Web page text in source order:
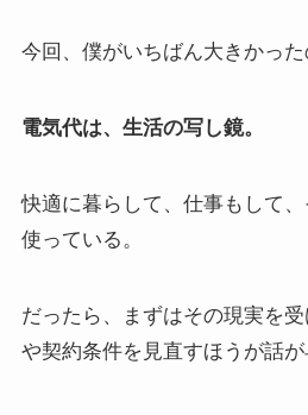
今回、僕がいちばん大きかった
電気代は、生活の写し鏡。
快適に暮らして、仕事もして
使っている。
だったら、まずはその現実を
や契約条件を見直すほうが話が